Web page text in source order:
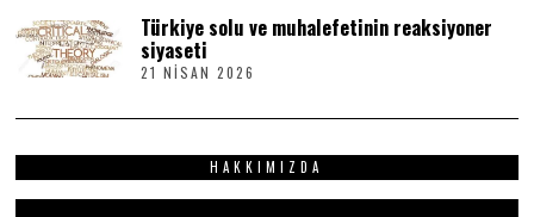
6
A
0
6
Türkiye solu ve muhalefetinin reaksiyoner
siyaseti
21 NISAN 2026
A
N
2
HAKKIMIZDA